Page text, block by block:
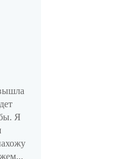
Я